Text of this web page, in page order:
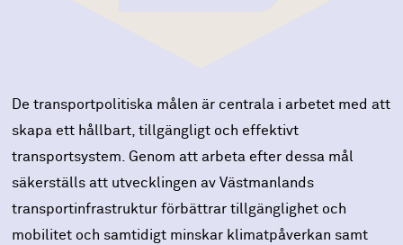
De transportpolitiska målen är centrala i arbetet med att
skapa ett hållbart, tillgängligt och effektivt
transportsystem. Genom att arbeta efter dessa mål
säkerställs att utvecklingen av Västmanlands
transportinfrastruktur förbättrar tillgänglighet och
mobilitet och samtidigt minskar klimatpåverkan samt